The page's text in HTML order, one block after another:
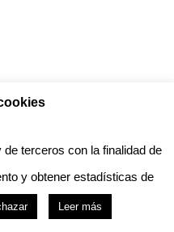
a
Neve
terceros con la finalidad de
y obtener estadísticas de
Leer más